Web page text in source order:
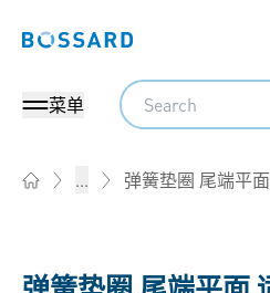
Bossard homepage
菜单
Search
... 弹簧垫圈 尾端平面